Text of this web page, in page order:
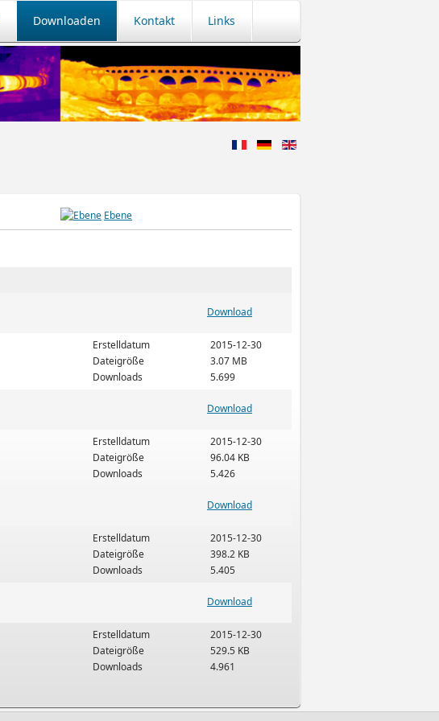
Downloaden Kontakt Links
Ebene
Download
Erstelldatum
Dateigröße
Downloads
2015-12-30
3.07 MB
5.699
Download
Erstelldatum
Dateigröße
Downloads
2015-12-30
96.04 KB
5.426
Download
Erstelldatum
Dateigröße
Downloads
2015-12-30
398.2 KB
5.405
Download
Erstelldatum
Dateigröße
Downloads
2015-12-30
529.5 KB
4.961